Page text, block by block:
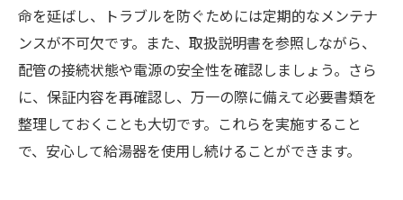
命を延ばし、トラブルを防ぐためには定期的なメンテナ
ンスが不可欠です。また、取扱説明書を参照しながら、
配管の接続状態や電源の安全性を確認しましょう。さら
に、保証内容を再確認し、万一の際に備えて必要書類を
整理しておくことも大切です。これらを実施すること
で、安心して給湯器を使用し続けることができます。